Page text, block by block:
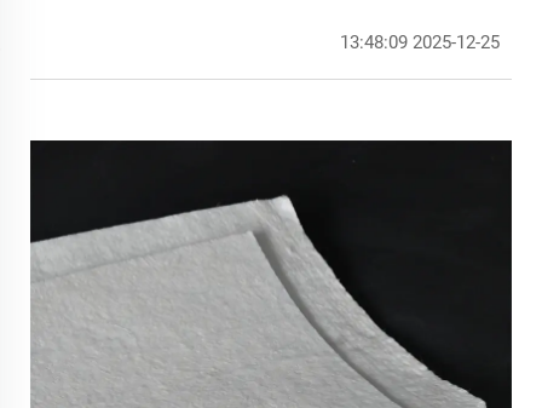
2025-12-25 13:48:09